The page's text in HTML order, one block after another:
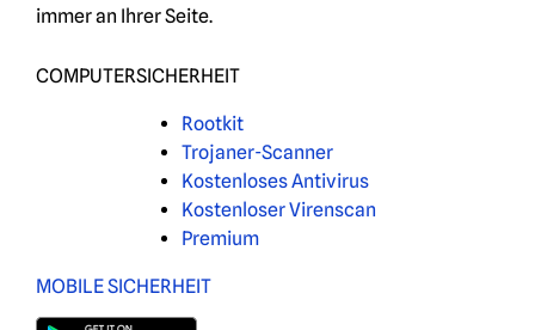
immer an Ihrer Seite.
COMPUTERSICHERHEIT
Rootkit
Trojaner-Scanner
Kostenloses Antivirus
Kostenloser Virenscan
Premium
MOBILE SICHERHEIT